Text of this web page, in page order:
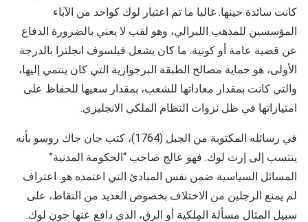
كانت سائدة حينها. غالبا ما تم اعتبار لوك كواحد من الآباء
المؤسسين للمذهب اللبرالي، وهو لقب لا يعني بالضرورة الدفاع
عن قضية عامة أو كونية. ما كان يشغل فيلسوف انجلترا بالدرجة
الأولى، هو حماية مصالح الطبقة البرجوازية التي كان ينتمي إليها،
والتي كانت بمقدار معاداتها للشعب، بمقدار سعيها للحفاظ على
امتيازاتها في ظل نزوات النظام الملكي الانجليزي.
في رسائله المكتوبة من الجبل (1764)، كتب جان جاك روسو بأنه
ينتسب إلى إرث لوك. فهو عالج صاحب “الحكومة المدنية”
المسائل السياسية ضمن نفس المبادئ التي اعتمده هو. اعتراف
لم يمنع الرجلين من الاختلاف بخصوص العديد من النقاط، على
سبيل المثال مسألة المِلكية أو الرق، الذي دافع عنها جون لوك.